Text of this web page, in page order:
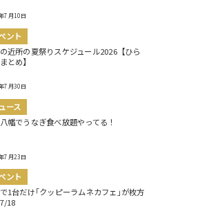
7月10日
ント
近所の夏祭りスケジュール2026【ひら
とめ】
7月30日
ース
幡でうなぎ食べ放題やってる！
7月23日
ント
1台だけ｢クッピーラムネカフェ｣が枚方
18